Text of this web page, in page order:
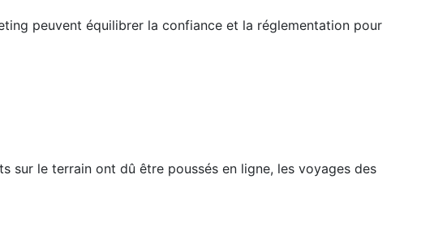
peuvent équilibrer la confiance et la réglementation pour
sur le terrain ont dû être poussés en ligne, les voyages des